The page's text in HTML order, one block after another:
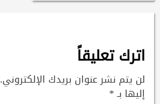
اترك تعليقاً
لن يتم نشر عنوان بريدك الإلكتروني.
إليها بـ*